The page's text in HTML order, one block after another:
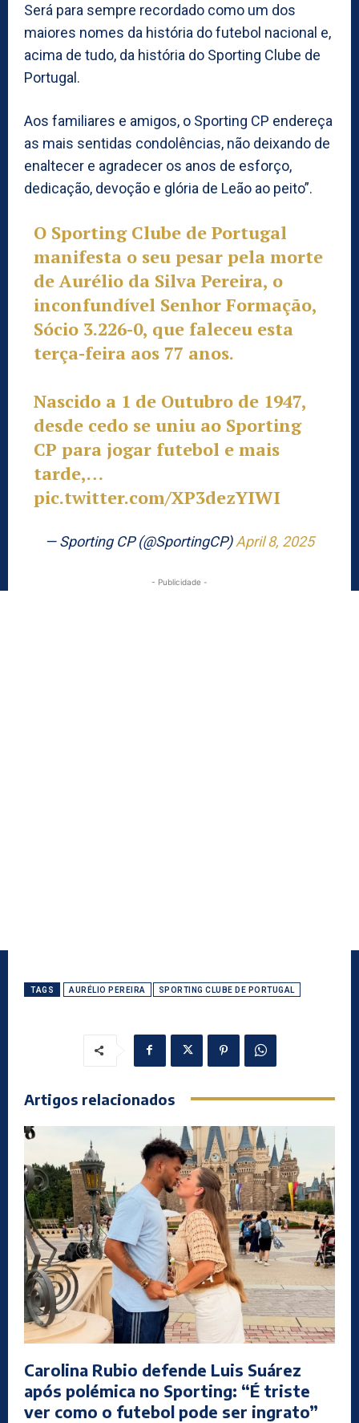
Será para sempre recordado como um dos
maiores nomes da história do futebol nacional e,
acima de tudo, da história do Sporting Clube de
Portugal.
Aos familiares e amigos, o Sporting CP endereça
as mais sentidas condolências, não deixando de
enaltecer e agradecer os anos de esforço,
dedicação, devoção e glória de Leão ao peito”.
O Sporting Clube de Portugal
manifesta o seu pesar pela morte
de Aurélio da Silva Pereira, o
inconfundível Senhor Formação,
Sócio 3.226-0, que faleceu esta
terça-feira aos 77 anos.
Nascido a 1 de Outubro de 1947,
desde cedo se uniu ao Sporting
CP para jogar futebol e mais
tarde,…
pic.twitter.com/XP3dezYIWI
— Sporting CP (@SportingCP)April 8, 2025
- Publicidade -
TAGS AURÉLIO PEREIRA SPORTING CLUBE DE PORTUGAL
Artigos relacionados
Carolina Rubio defende Luis Suárez
após polémica no Sporting: “É triste
ver como o futebol pode ser ingrato”